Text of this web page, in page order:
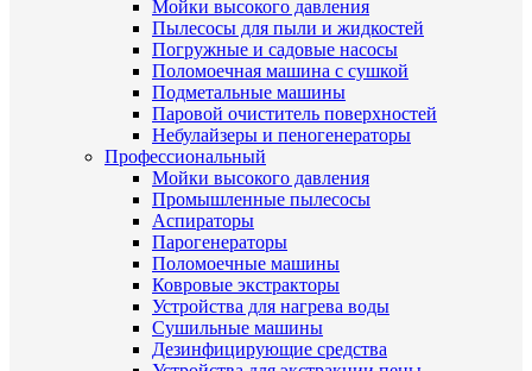
Мойки высокого давления
Пылесосы для пыли и жидкостей
Погружные и садовые насосы
Поломоечная машина с сушкой
Подметальные машины
Паровой очиститель поверхностей
Небулайзеры и пеногенераторы
Профессиональный
Мойки высокого давления
Промышленные пылесосы
Аспираторы
Парогенераторы
Поломоечные машины
Ковровые экстракторы
Устройства для нагрева воды
Сушильные машины
Дезинфицирующие средства